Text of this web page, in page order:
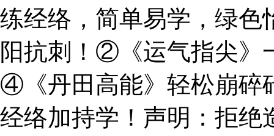
练经络，简单易学，绿
阳抗刺！②《运气指尖》
④《丹田高能》轻松崩碎
经络加持学！声明：拒绝